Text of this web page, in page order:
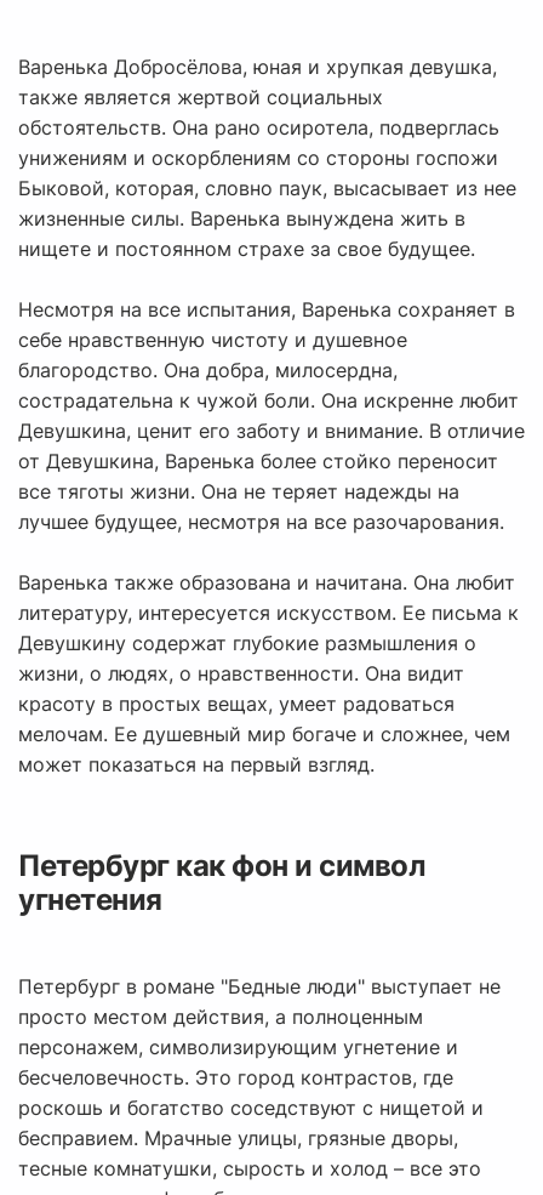
Варенька Добросёлова, юная и хрупкая девушка,
также является жертвой социальных
обстоятельств. Она рано осиротела, подверглась
унижениям и оскорблениям со стороны госпожи
Быковой, которая, словно паук, высасывает из нее
жизненные силы. Варенька вынуждена жить в
нищете и постоянном страхе за свое будущее.
Несмотря на все испытания, Варенька сохраняет в
себе нравственную чистоту и душевное
благородство. Она добра, милосердна,
сострадательна к чужой боли. Она искренне любит
Девушкина, ценит его заботу и внимание. В отличие
от Девушкина, Варенька более стойко переносит
все тяготы жизни. Она не теряет надежды на
лучшее будущее, несмотря на все разочарования.
Варенька также образована и начитана. Она любит
литературу, интересуется искусством. Ее письма к
Девушкину содержат глубокие размышления о
жизни, о людях, о нравственности. Она видит
красоту в простых вещах, умеет радоваться
мелочам. Ее душевный мир богаче и сложнее, чем
может показаться на первый взгляд.
Петербург как фон и символ
угнетения
Петербург в романе "Бедные люди" выступает не
просто местом действия, а полноценным
персонажем, символизирующим угнетение и
бесчеловечность. Это город контрастов, где
роскошь и богатство соседствуют с нищетой и
бесправием. Мрачные улицы, грязные дворы,
тесные комнатушки, сырость и холод – все это